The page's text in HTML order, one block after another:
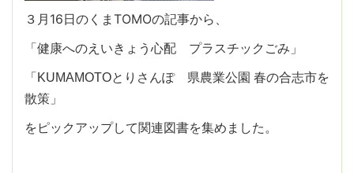
３月16日のくまTOMOの記事から、
「健康へのえいきょう心配 プラスチックごみ」
「KUMAMOTOとりさんぽ 県農業公園 春の合志市を
散策」
をピックアップして関連図書を集めました。